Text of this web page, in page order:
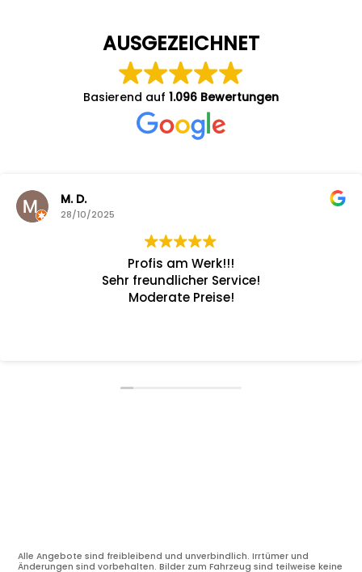
AUSGEZEICHNET
Basierend auf 1.096 Bewertungen
D.
10/2025
Profis am Werk!!!
Sehr freundlicher Service!
Moderate Preise!
Alle Angebote sind freibleibend und unverbindlich. Irrtümer und
Änderungen sind vorbehalten. Bilder zum Fahrzeug sind teilweise keine